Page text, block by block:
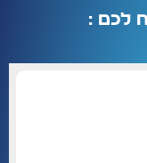
לכם :